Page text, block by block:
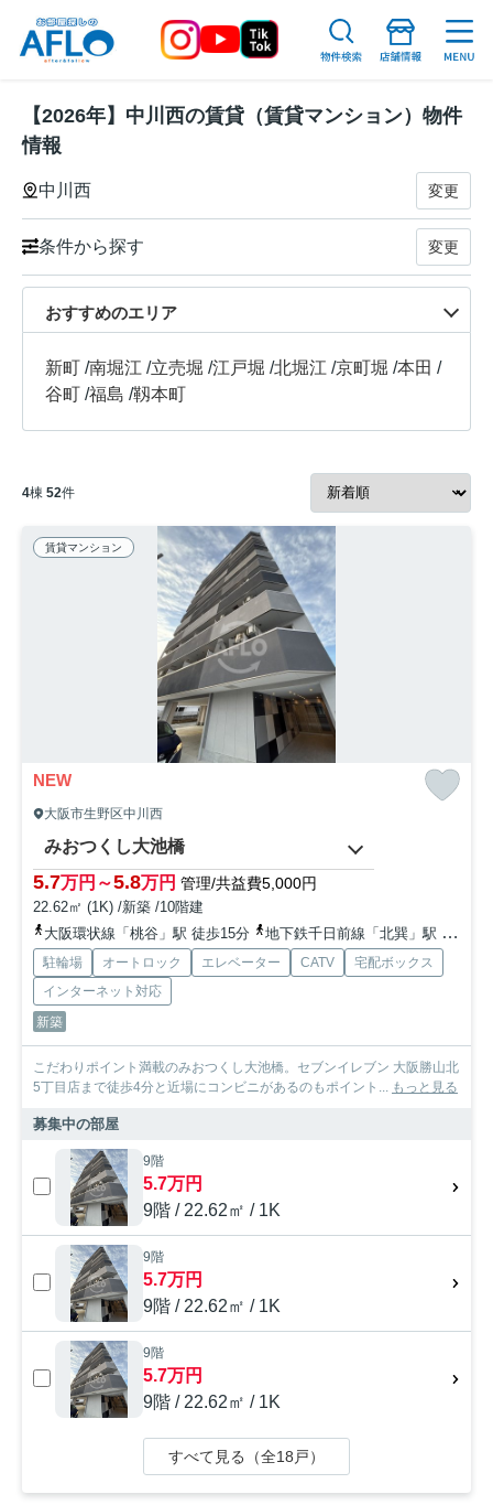
【2026年】中川西の賃貸（賃貸マンション）物件
情報
中川西 変更
条件から探す 変更
おすすめのエリア
新町 /南堀江 /立売堀 /江戸堀 /北堀江 /京町堀 /本田 /
谷町 /福島 /靱本町
4棟 52件
賃貸マンション
NEW
大阪市生野区中川西
みおつくし大池橋
5.7万円～5.8万円 管理/共益費5,000円
22.62㎡ (1K) /新築 /10階建
大阪環状線「桃谷」駅 徒歩15分
地下鉄千日前線「北巽」駅 徒歩19分
駐輪場 オートロック エレベーター CATV
宅配ボックス
インターネット対応
新築
こだわりポイント満載のみおつくし大池橋。セブンイレブン 大阪勝山北
5丁目店まで徒歩4分と近場にコンビニがあるのもポイント...
もっと見る
募集中の部屋
9階
5.7万円
9階 / 22.62㎡ / 1K
9階
5.7万円
9階 / 22.62㎡ / 1K
9階
5.7万円
9階 / 22.62㎡ / 1K
すべて見る（全18戸）